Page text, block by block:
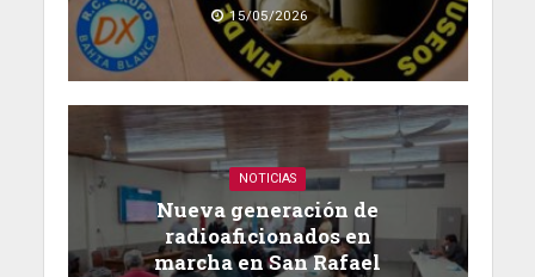
15/05/2026
NOTICIAS
Nueva generación de
radioaficionados en
marcha en San Rafael